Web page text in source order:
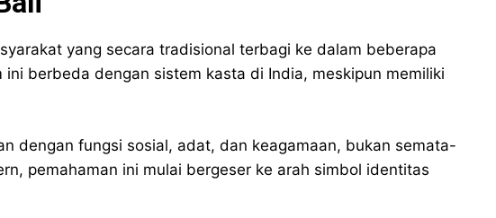
yang secara tradisional terbagi ke dalam beberapa
berbeda dengan sistem kasta di India, meskipun memiliki
dengan fungsi sosial, adat, dan keagamaan, bukan semata-
pemahaman ini mulai bergeser ke arah simbol identitas